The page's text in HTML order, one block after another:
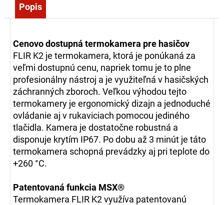
Popis
Cenovo dostupná termokamera pre hasičov
FLIR K2 je termokamera, ktorá je ponúkaná za
veľmi dostupnú cenu, napriek tomu je to plne
profesionálny nástroj a je využiteľná v hasičských
záchranných zboroch. Veľkou výhodou tejto
termokamery je ergonomický dizajn a jednoduché
ovládanie aj v rukaviciach pomocou jediného
tlačidla. Kamera je dostatočne robustná a
disponuje krytím IP67. Po dobu až 3 minút je táto
termokamera schopná prevádzky aj pri teplote do
+260 °C.
Patentovaná funkcia MSX®
Termokamera FLIR K2 využíva patentovanú
UHF,400-
480
MHZ,
KANÁLŮ,
4
IP55
485,85
€